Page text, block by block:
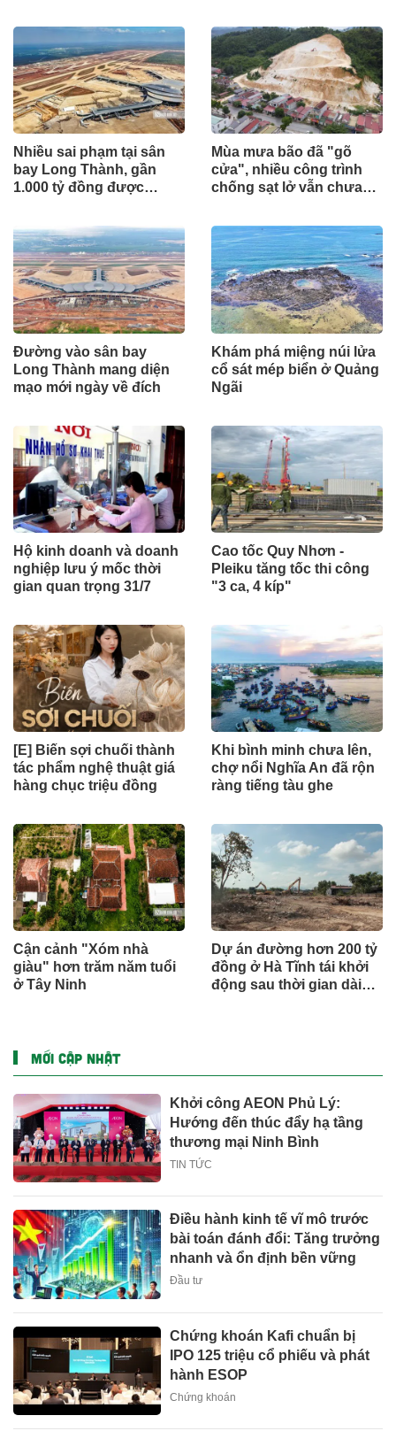
Nhiều sai phạm tại sân
bay Long Thành, gần
1.000 tỷ đồng được
Mùa mưa bão đã "gõ
cửa", nhiều công trình
chống sạt lở vẫn chưa
Đường vào sân bay
Long Thành mang diện
mạo mới ngày về đích
Khám phá miệng núi lửa
cổ sát mép biển ở Quảng
Ngãi
Hộ kinh doanh và doanh
nghiệp lưu ý mốc thời
gian quan trọng 31/7
Cao tốc Quy Nhơn -
Pleiku tăng tốc thi công
"3 ca, 4 kíp"
[E] Biến sợi chuối thành
tác phẩm nghệ thuật giá
hàng chục triệu đồng
Khi bình minh chưa lên,
chợ nổi Nghĩa An đã rộn
ràng tiếng tàu ghe
Cận cảnh "Xóm nhà
giàu" hơn trăm năm tuổi
ở Tây Ninh
Dự án đường hơn 200 tỷ
đồng ở Hà Tĩnh tái khởi
động sau thời gian dài
MỚI CẬP NHẬT
Khởi công AEON Phủ Lý:
Hướng đến thúc đẩy hạ tầng
thương mại Ninh Bình
TIN TỨC
Điều hành kinh tế vĩ mô trước
bài toán đánh đổi: Tăng trưởng
nhanh và ổn định bền vững
Đầu tư
Chứng khoán Kafi chuẩn bị
IPO 125 triệu cổ phiếu và phát
hành ESOP
Chứng khoán